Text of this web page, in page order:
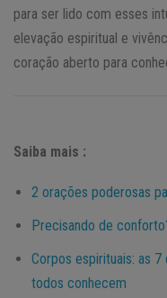
para ser lido com esses
elevação espiritual e
coração aberto para
Saiba mais :
2 orações poderosas
Precisando de
Corpos espirituais: as
todos conhecem